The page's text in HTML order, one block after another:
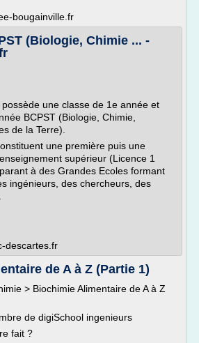
bougainville.fr
(Biologie, Chimie ... -
une classe de 1e année et
BCPST (Biologie, Chimie,
de la Terre).
une première puis une
supérieur (Licence 1
à des Grandes Ecoles formant
ingénieurs, des chercheurs, des
descartes.fr
de A à Z (Partie 1)
> Biochimie Alimentaire de A à Z
de digiSchool ingenieurs
fait ?